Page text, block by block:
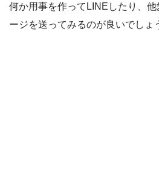
何か用事を作ってLINEしたり、
ージを送ってみるのが良いでしょ